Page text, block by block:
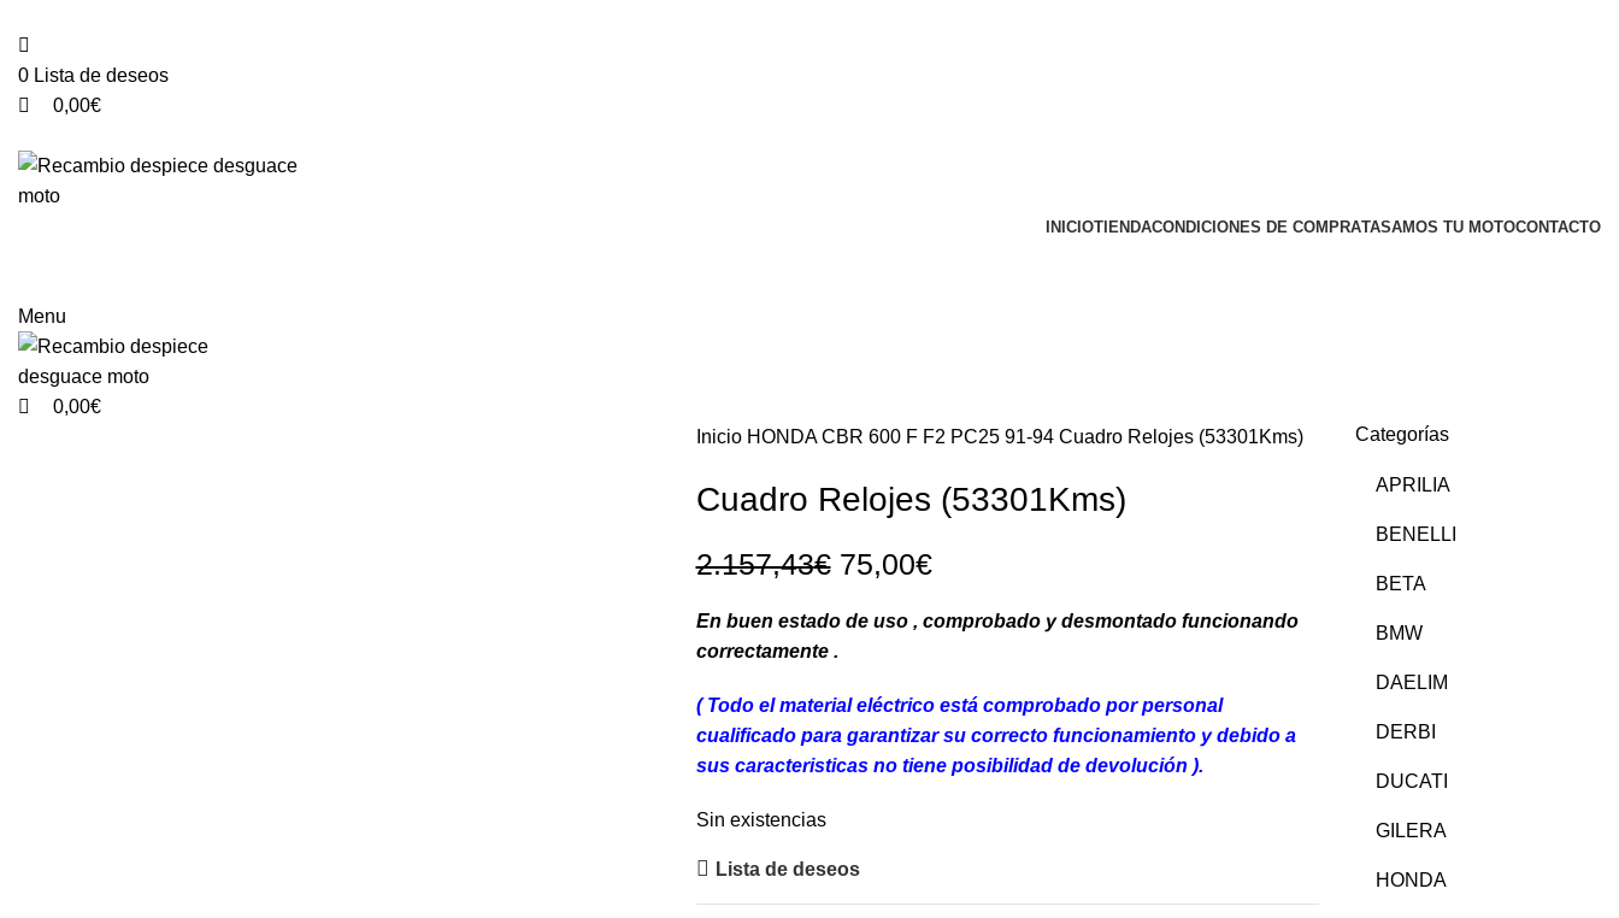
0 Lista de deseos
0,00€
INICIOTIENDACONDICIONES DE COMPRATASAMOS TU MOTOCONTACTO
Menu
0,00€
Inicio HONDACBR 600 F F2 PC25 91-94 Cuadro Relojes (53301Kms)
Cuadro Relojes (53301Kms)
2.157,43€ El
original
2.157,43€.
75,00€El
actual
75,00€.
En buen estado de uso , comprobado y desmontado funcionando
correctamente .
( Todo el material eléctrico está comprobado por personal
cualificado para garantizar su correcto funcionamiento y debido a
sus caracteristicas no tiene posibilidad de devolución ).
Sin existencias
Lista de deseos
Categorías
APRILIA
BENELLI
BETA
BMW
DAELIM
DERBI
DUCATI
GILERA
HONDA